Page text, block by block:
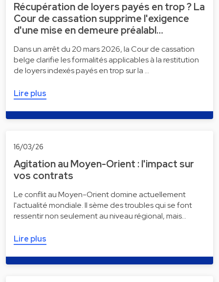
Récupération de loyers payés en trop ? La
Cour de cassation supprime l'exigence
d'une mise en demeure préalabl…
Dans un arrêt du 20 mars 2026, la Cour de cassation
belge clarifie les formalités applicables à la restitution
de loyers indexés payés en trop sur la …
Lire plus
16/03/26
Agitation au Moyen-Orient : l'impact sur
vos contrats
Le conflit au Moyen-Orient domine actuellement
l'actualité mondiale. Il sème des troubles qui se font
ressentir non seulement au niveau régional, mais…
Lire plus